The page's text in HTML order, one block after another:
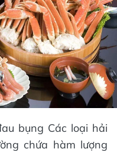
bụng Các loại hải
chứa hàm lượng